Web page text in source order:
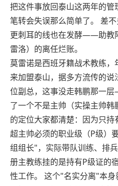
把这件事放回泰山这两年的
笔转会失误那么简单了。 差
更刺耳的线也在发酵——助教
雷洛）的离任烂账。
莫雷诺是西班牙籍战术教练
来加盟泰山，据多方流传的
位副总，这事没走韩鹏那一
了一个不是主帅（实操主帅
的定位大家都清楚：因为只
超主帅必须的职业级（P级）
组组长"，实际带队训练、排
册主教练挂的是持有P级证的
性工作。 这个"名实分离"本